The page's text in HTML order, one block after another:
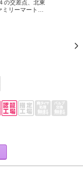
の交差点、北東
ミリーマートの